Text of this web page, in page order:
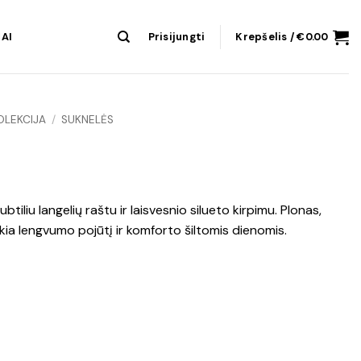
Prisijungti Krepšelis /€0.00
/ SUKNELĖS
langelių raštu ir laisvesnio silueto kirpimu. Plonas,
lengvumo pojūtį ir komforto šiltomis dienomis.